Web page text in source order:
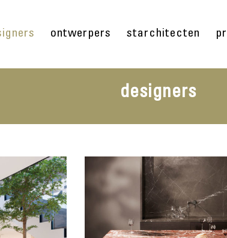
ontwerpers starchitecten
designers